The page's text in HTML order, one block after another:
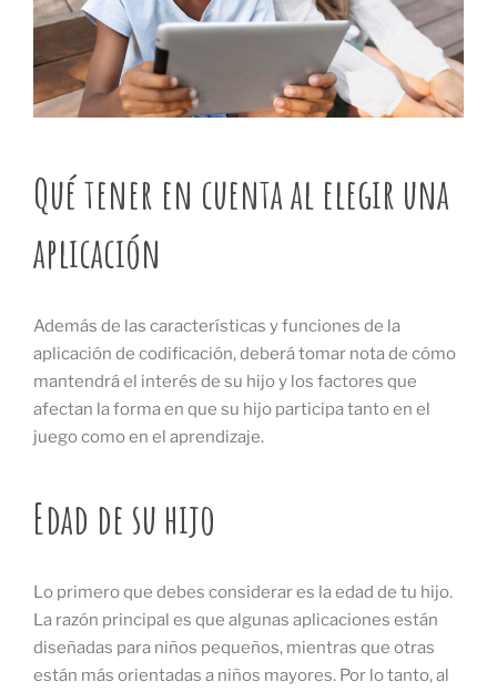
Qué tener en cuenta al elegir una
aplicación
Además de las características y funciones de la
aplicación de codificación, deberá tomar nota de cómo
mantendrá el interés de su hijo y los factores que
afectan la forma en que su hijo participa tanto en el
juego como en el aprendizaje.
Edad de su hijo
Lo primero que debes considerar es la edad de tu hijo.
La razón principal es que algunas aplicaciones están
diseñadas para niños pequeños, mientras que otras
están más orientadas a niños mayores. Por lo tanto, al